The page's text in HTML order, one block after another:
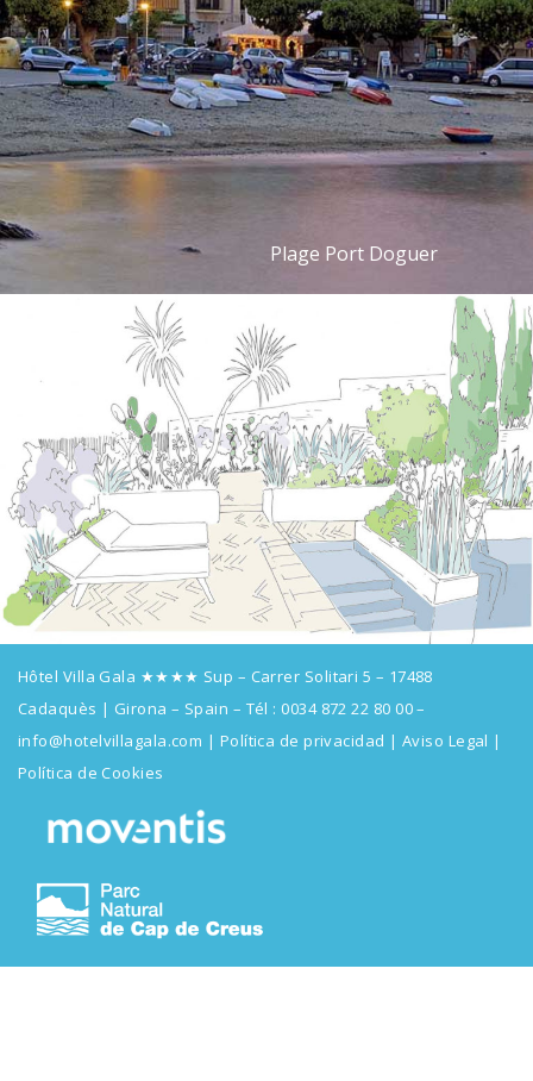
Plage Port Doguer
Hôtel Villa Gala ★★★★ Sup – Carrer Solitari 5 – 17488
Cadaquès | Girona – Spain – Tél : 0034 872 22 80 00–
info@hotelvillagala.com | Política de privacidad | Aviso Legal |
Política de Cookies